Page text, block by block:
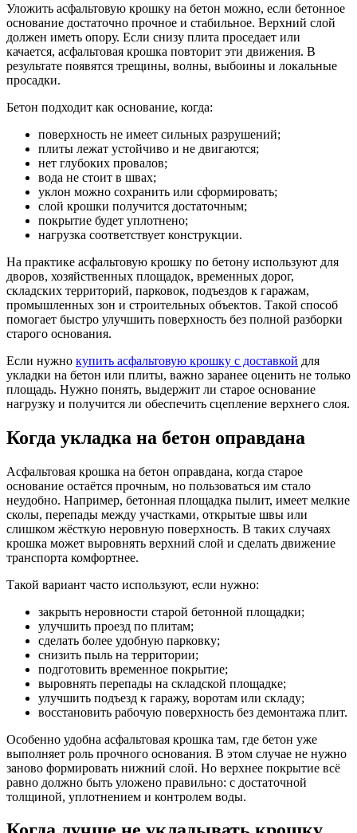
Уложить асфальтовую крошку на бетон можно, если бетонное
основание достаточно прочное и стабильное. Верхний слой
должен иметь опору. Если снизу плита проседает или
качается, асфальтовая крошка повторит эти движения. В
результате появятся трещины, волны, выбоины и локальные
просадки.
Бетон подходит как основание, когда:
поверхность не имеет сильных разрушений;
плиты лежат устойчиво и не двигаются;
нет глубоких провалов;
вода не стоит в швах;
уклон можно сохранить или сформировать;
слой крошки получится достаточным;
покрытие будет уплотнено;
нагрузка соответствует конструкции.
На практике асфальтовую крошку по бетону используют для
дворов, хозяйственных площадок, временных дорог,
складских территорий, парковок, подъездов к гаражам,
промышленных зон и строительных объектов. Такой способ
помогает быстро улучшить поверхность без полной разборки
старого основания.
Если нужно купить асфальтовую крошку с доставкой для
укладки на бетон или плиты, важно заранее оценить не только
площадь. Нужно понять, выдержит ли старое основание
нагрузку и получится ли обеспечить сцепление верхнего слоя.
Когда укладка на бетон оправдана
Асфальтовая крошка на бетон оправдана, когда старое
основание остаётся прочным, но пользоваться им стало
неудобно. Например, бетонная площадка пылит, имеет мелкие
сколы, перепады между участками, открытые швы или
слишком жёсткую неровную поверхность. В таких случаях
крошка может выровнять верхний слой и сделать движение
транспорта комфортнее.
Такой вариант часто используют, если нужно:
закрыть неровности старой бетонной площадки;
улучшить проезд по плитам;
сделать более удобную парковку;
снизить пыль на территории;
подготовить временное покрытие;
выровнять перепады на складской площадке;
улучшить подъезд к гаражу, воротам или складу;
восстановить рабочую поверхность без демонтажа плит.
Особенно удобна асфальтовая крошка там, где бетон уже
выполняет роль прочного основания. В этом случае не нужно
заново формировать нижний слой. Но верхнее покрытие всё
равно должно быть уложено правильно: с достаточной
толщиной, уплотнением и контролем воды.